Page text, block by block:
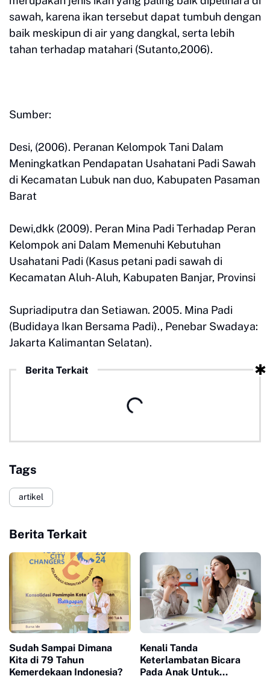
sawah, karena ikan tersebut dapat tumbuh dengan
baik meskipun di air yang dangkal, serta lebih
tahan terhadap matahari (Sutanto,2006).
Sumber:
Desi, (2006). Peranan Kelompok Tani Dalam
Meningkatkan Pendapatan Usahatani Padi Sawah
di Kecamatan Lubuk nan duo, Kabupaten Pasaman
Barat
Dewi,dkk (2009). Peran Mina Padi Terhadap Peran
Kelompok ani Dalam Memenuhi Kebutuhan
Usahatani Padi (Kasus petani padi sawah di
Kecamatan Aluh-Aluh, Kabupaten Banjar, Provinsi
Supriadiputra dan Setiawan. 2005. Mina Padi
(Budidaya Ikan Bersama Padi)., Penebar Swadaya:
Jakarta Kalimantan Selatan).
Berita Terkait
Tags
artikel
Berita Terkait
Sudah Sampai Dimana
Kita di 79 Tahun
Kemerdekaan Indonesia?
Kenali Tanda
Keterlambatan Bicara
Pada Anak Untuk